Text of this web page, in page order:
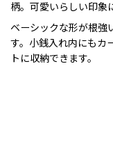
柄。可愛いらしい印象
ベーシックな形が根強
す。小銭入れ内にもカ
トに収納できます。